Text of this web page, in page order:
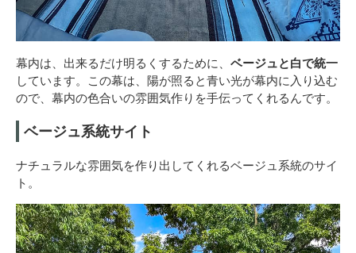
幕内は、出来るだけ明るくするために、 ベージュと白で統一
しています。この幕は、陽が照ると青い光が幕内に入り込む
ので、幕内の色合いの雰囲気作りを手伝ってくれるんです。
ベージュ系統サイト
ナチュラルな雰囲気を作り出してくれるベージュ系統のサイ
ト。